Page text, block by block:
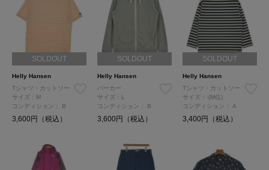
SOLDOUT
Helly Hansen
Tシャツ・カットソー
サイズ：M
コンディション： B
3,600円（税込）
SOLDOUT
Helly Hansen
パーカー
サイズ：L
コンディション：
B
3,600円（税込）
SOLDOUT
Helly Hansen
Tシャツ・カットソー
サイズ：-(M位)
コンディション：
A
3,400円（税込）